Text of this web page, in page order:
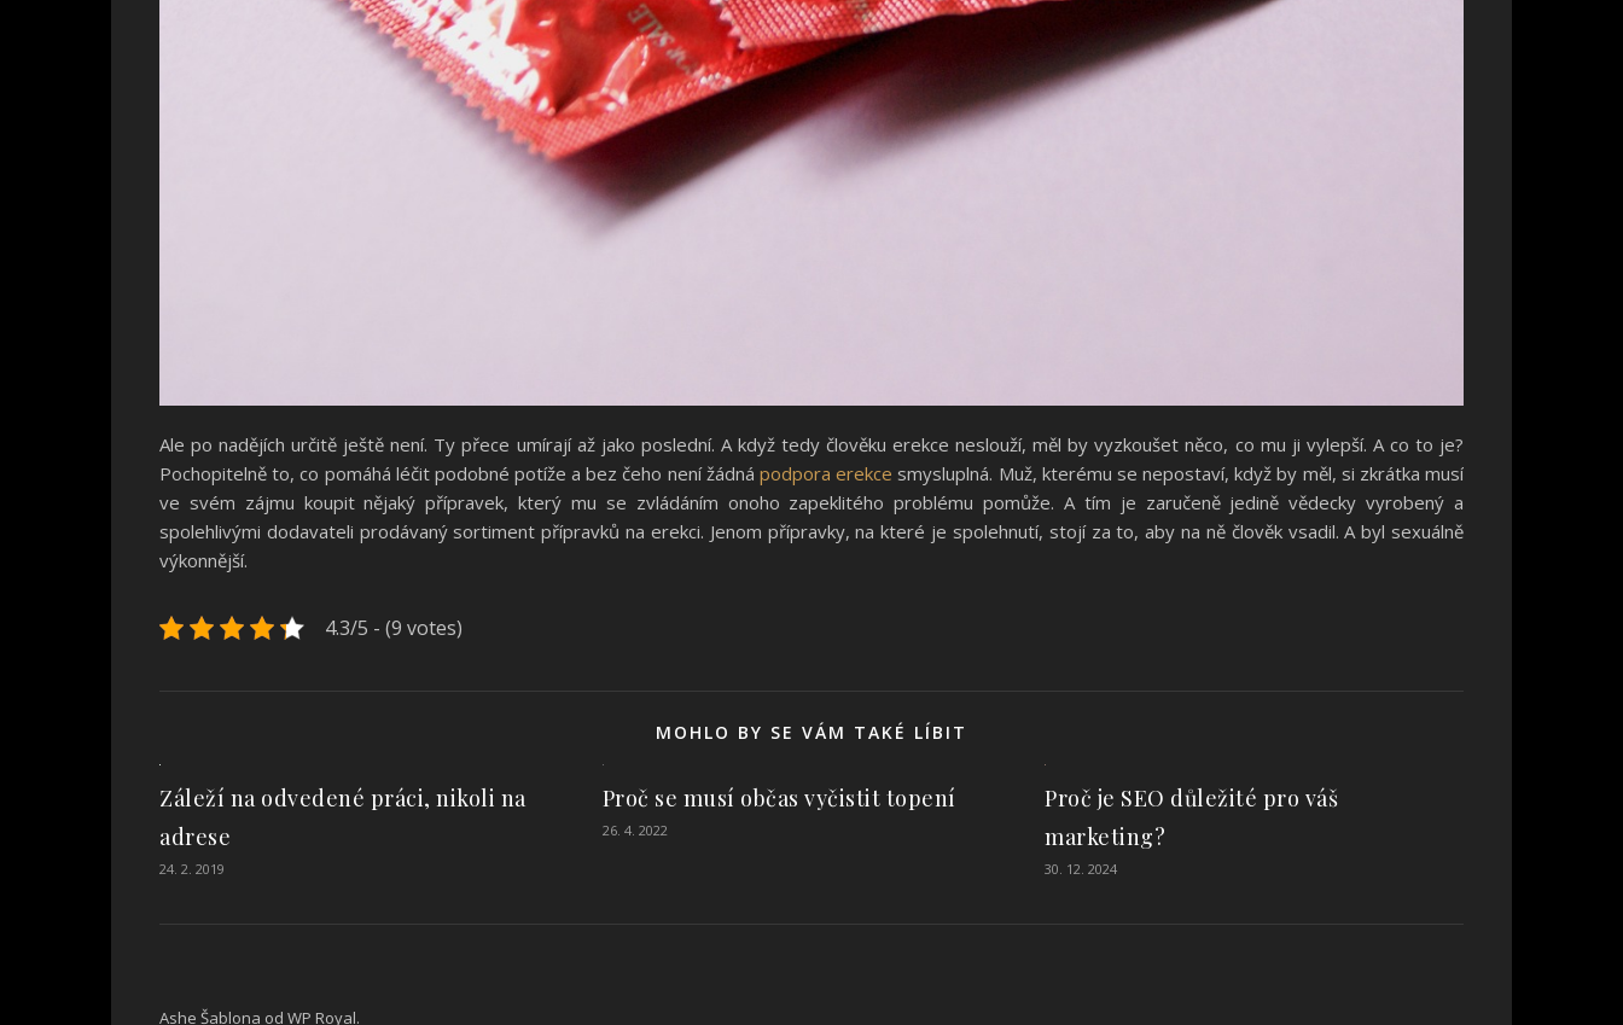
Ale po nadějích určitě ještě není. Ty přece umírají až jako poslední. A když tedy člověku erekce neslouží, měl by vyzkoušet něco, co mu ji vylepší. A co to je?
Pochopitelně to, co pomáhá léčit podobné potíže a bez čeho není žádná podpora erekce smysluplná. Muž, kterému se nepostaví, když by měl, si zkrátka musí
ve svém zájmu koupit nějaký přípravek, který mu se zvládáním onoho zapeklitého problému pomůže. A tím je zaručeně jedině vědecky vyrobený a
spolehlivými dodavateli prodávaný sortiment přípravků na erekci. Jenom přípravky, na které je spolehnutí, stojí za to, aby na ně člověk vsadil. A byl sexuálně
výkonnější.
4.3/5 - (9 votes)
MOHLO BY SE VÁM TAKÉ LÍBIT
Záleží na odvedené práci, nikoli na
adrese
24. 2. 2019
Proč se musí občas vyčistit topení
26. 4. 2022
Proč je SEO důležité pro váš
marketing?
30. 12. 2024
Ashe Šablona od WP Royal.